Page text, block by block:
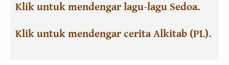
Klik untuk mendengar lagu-lagu Sedoa.
Klik untuk mendengar cerita Alkitab (PL).